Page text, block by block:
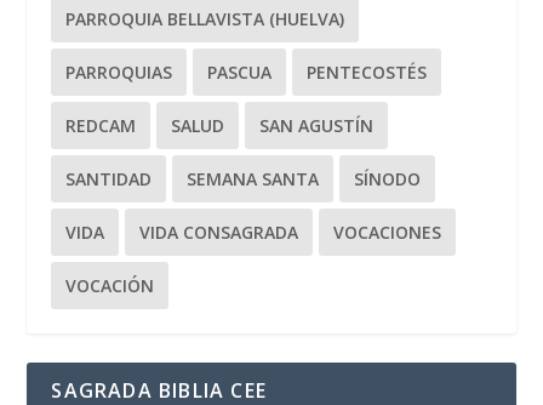
PARROQUIA BELLAVISTA (HUELVA)
PARROQUIAS PASCUA PENTECOSTÉS
REDCAM SALUD SAN AGUSTÍN
SANTIDAD SEMANA SANTA SÍNODO
VIDA VIDA CONSAGRADA VOCACIONES
VOCACIÓN
SAGRADA BIBLIA CEE